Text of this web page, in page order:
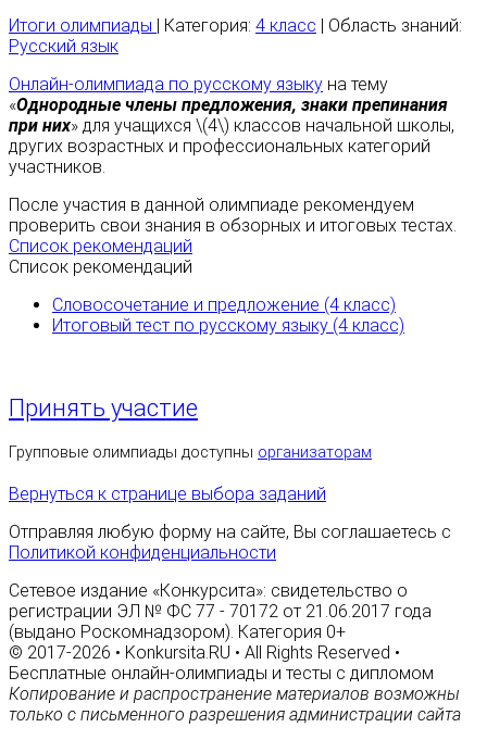
Итоги олимпиады
| Категория: 4 класс | Область знаний:
Русский язык
Онлайн-олимпиада по русскому языку на тему
«Однородные члены предложения, знаки препинания
при них» для учащихся \(4\) классов начальной школы,
других возрастных и профессиональных категорий
участников.
После участия в данной олимпиаде рекомендуем
проверить свои знания в обзорных и итоговых тестах.
Список рекомендаций
Список рекомендаций
Словосочетание и предложение (4 класс)
Итоговый тест по русскому языку (4 класс)
Принять участие
Групповые олимпиады доступны организаторам
Вернуться к странице выбора заданий
Отправляя любую форму на сайте, Вы соглашаетесь с
Политикой конфиденциальности
Сетевое издание «Конкурсита»: свидетельство о
регистрации ЭЛ № ФС 77 - 70172 от 21.06.2017 года
(выдано Роскомнадзором). Категория 0+
© 2017-2026 • Konkursita.RU • All Rights Reserved •
Бесплатные онлайн-олимпиады и тесты с дипломом
Копирование и распространение материалов возможны
только с письменного разрешения администрации сайта